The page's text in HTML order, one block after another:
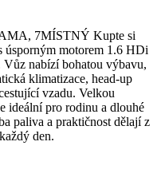
7MÍSTNÝ Kupte si
úsporným motorem 1.6 HDi
nabízí bohatou výbavu,
klimatizace, head-up
vzadu. Velkou
ideální pro rodinu a dlouhé
paliva a praktičnost dělají z
den.